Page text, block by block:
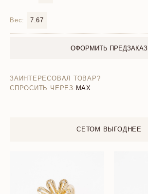
Вес: 7.67
ОФОРМИТЬ ПРЕДЗАКАЗ
ЗАИНТЕРЕСОВАЛ ТОВАР?
СПРОСИТЬ ЧЕРЕЗ MAX
СЕТОМ ВЫГОДНЕЕ